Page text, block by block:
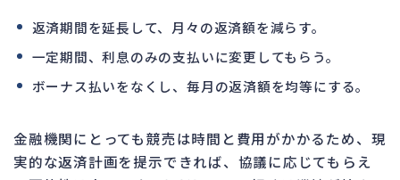
返済期間を延長して、月々の返済額を減らす。
一定期間、利息のみの支払いに変更してもらう。
ボーナス払いをなくし、毎月の返済額を均等にする。
金融機関にとっても競売は時間と費用がかかるため、現
実的な返済計画を提示できれば、協議に応じてもらえ